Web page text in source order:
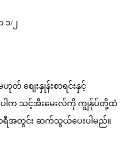
၁/၂
စျေးနှုန်းစာရင်းနှင့်
ပါက သင့်အီးမေးလ်ကို ကျွန်ုပ်တို့ထံ
ာရီအတွင်း ဆက်သွယ်ပေးပါမည်။